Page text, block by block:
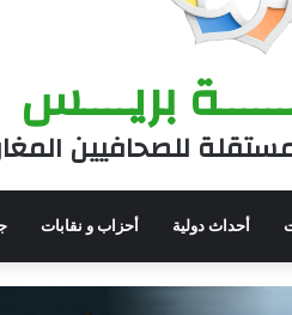
بريــــس
للصحافيين
أحداث دولية أحزاب و نقابات